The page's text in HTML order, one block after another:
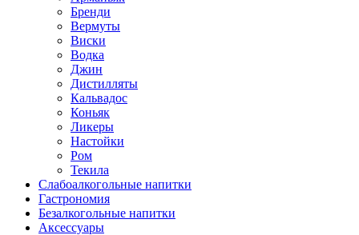
Бренди
Вермуты
Виски
Водка
Джин
Дистилляты
Кальвадос
Коньяк
Ликеры
Настойки
Ром
Текила
Слабоалкогольные напитки
Гастрономия
Безалкогольные напитки
Аксессуары